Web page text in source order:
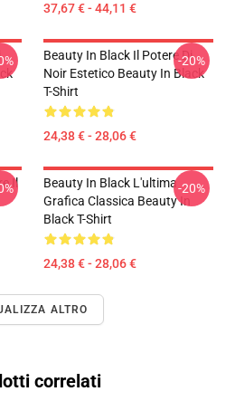
37,67 € - 44,11 €
Beauty In Black Il Potere Di
Noir Estetico Beauty In Black
T-Shirt
24,38 € - 28,06 €
-20%
Il
Beauty In Black L'ultima
Grafica Classica Beauty In
Black T-Shirt
24,38 € - 28,06 €
-20%
ALTRO
correlati